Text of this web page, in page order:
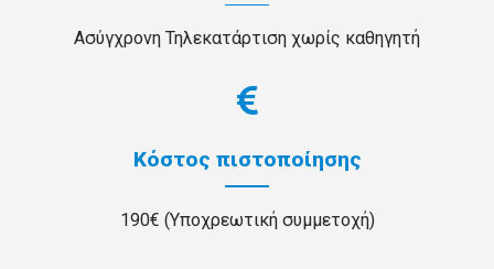
Ασύγχρονη Τηλεκατάρτιση χωρίς καθηγητή
Κόστος πιστοποίησης
190€ (Υποχρεωτική συμμετοχή)